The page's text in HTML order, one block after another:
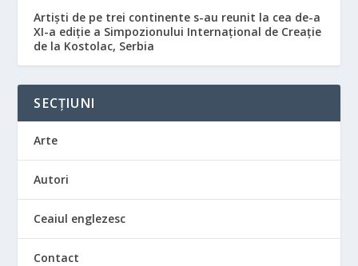
Artiști de pe trei continente s-au reunit la cea de-a
XI-a ediție a Simpozionului Internațional de Creație
de la Kostolac, Serbia
SECȚIUNI
Arte
Autori
Ceaiul englezesc
Contact